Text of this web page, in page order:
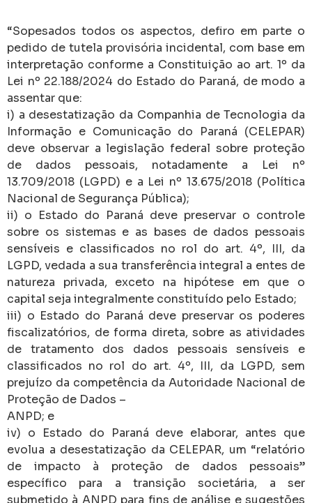
“Sopesados todos os aspectos, defiro em parte o
pedido de tutela provisória incidental, com base em
interpretação conforme a Constituição ao art. 1º da
Lei nº 22.188/2024 do Estado do Paraná, de modo a
assentar que:
i) a desestatização da Companhia de Tecnologia da
Informação e Comunicação do Paraná (CELEPAR)
deve observar a legislação federal sobre proteção
de dados pessoais, notadamente a Lei nº
13.709/2018 (LGPD) e a Lei nº 13.675/2018 (Política
Nacional de Segurança Pública);
ii) o Estado do Paraná deve preservar o controle
sobre os sistemas e as bases de dados pessoais
sensíveis e classificados no rol do art. 4º, III, da
LGPD, vedada a sua transferência integral a entes de
natureza privada, exceto na hipótese em que o
capital seja integralmente constituído pelo Estado;
iii) o Estado do Paraná deve preservar os poderes
fiscalizatórios, de forma direta, sobre as atividades
de tratamento dos dados pessoais sensíveis e
classificados no rol do art. 4º, III, da LGPD, sem
prejuízo da competência da Autoridade Nacional de
Proteção de Dados –
ANPD; e
iv) o Estado do Paraná deve elaborar, antes que
evolua a desestatização da CELEPAR, um “relatório
de impacto à proteção de dados pessoais”
específico para a transição societária, a ser
submetido à ANPD para fins de análise e sugestões